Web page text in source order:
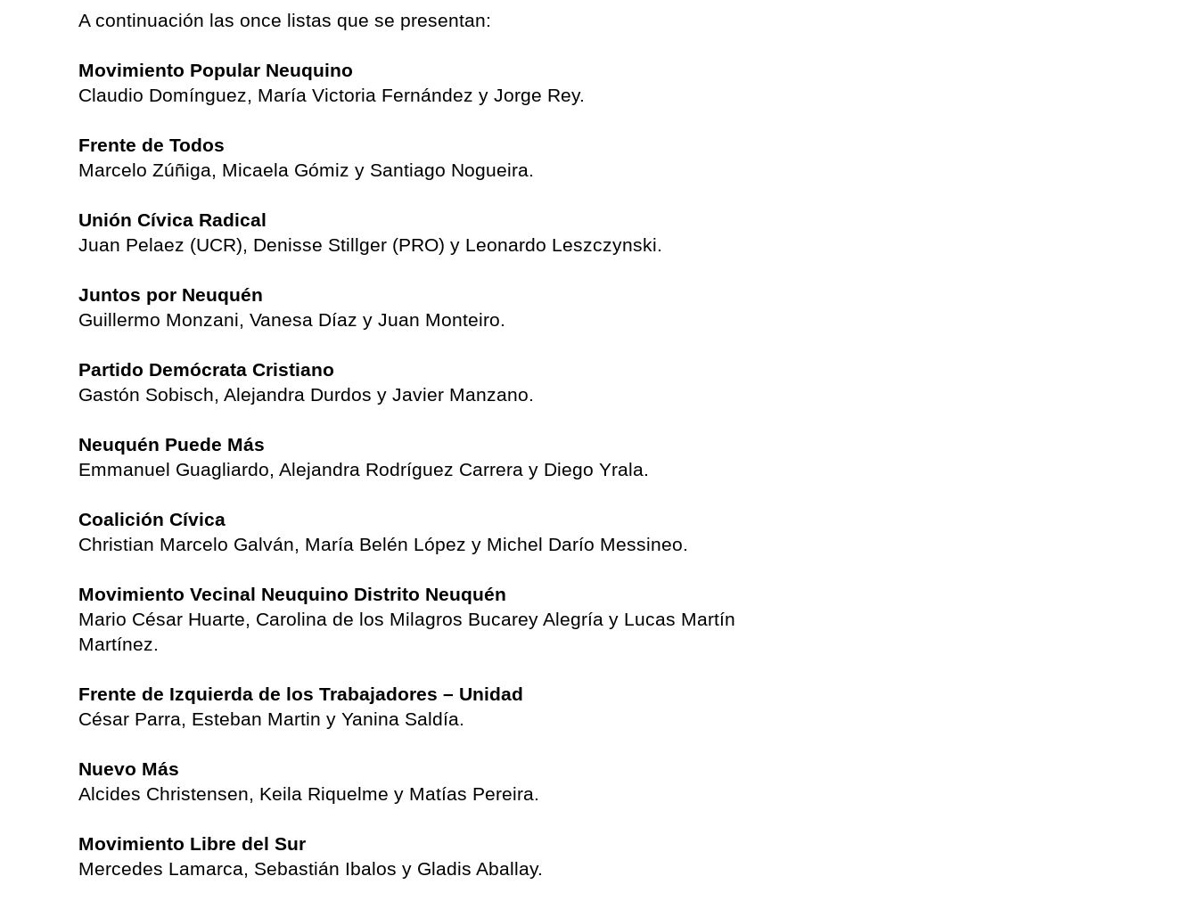
A continuación las once listas que se presentan:
Movimiento Popular Neuquino
Claudio Domínguez, María Victoria Fernández y Jorge Rey.
Frente de Todos
Marcelo Zúñiga, Micaela Gómiz y Santiago Nogueira.
Unión Cívica Radical
Juan Pelaez (UCR), Denisse Stillger (PRO) y Leonardo Leszczynski.
Juntos por Neuquén
Guillermo Monzani, Vanesa Díaz y Juan Monteiro.
Partido Demócrata Cristiano
Gastón Sobisch, Alejandra Durdos y Javier Manzano.
Neuquén Puede Más
Emmanuel Guagliardo, Alejandra Rodríguez Carrera y Diego Yrala.
Coalición Cívica
Christian Marcelo Galván, María Belén López y Michel Darío Messineo.
Movimiento Vecinal Neuquino Distrito Neuquén
Mario César Huarte, Carolina de los Milagros Bucarey Alegría y Lucas Martín
Martínez.
Frente de Izquierda de los Trabajadores – Unidad
César Parra, Esteban Martin y Yanina Saldía.
Nuevo Más
Alcides Christensen, Keila Riquelme y Matías Pereira.
Movimiento Libre del Sur
Mercedes Lamarca, Sebastián Ibalos y Gladis Aballay.